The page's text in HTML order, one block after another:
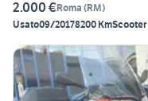
2.000 €Roma (RM)
Usato09/20178200 KmScooter